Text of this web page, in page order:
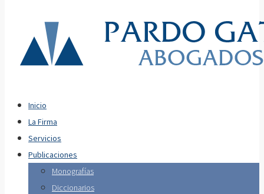
Inicio
La Firma
Servicios
Publicaciones
Monografías
Diccionarios